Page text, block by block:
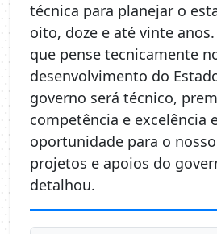
técnica para planejar o
oito, doze e até vinte
que pense tecnicamente
desenvolvimento do
governo será técnico,
competência e excelência
oportunidade para o
projetos e apoios do
detalhou.